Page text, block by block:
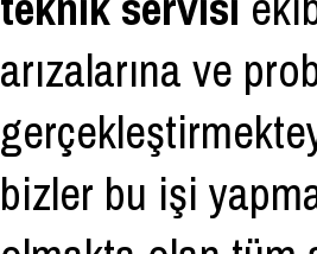
arızalarına ve
bizler bu işi